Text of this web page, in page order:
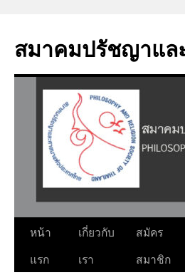
content
สมาคมปรัชญาแล
หน้า
แรก
เกี่ยวกับ
เรา
สมัคร
สมาชิก